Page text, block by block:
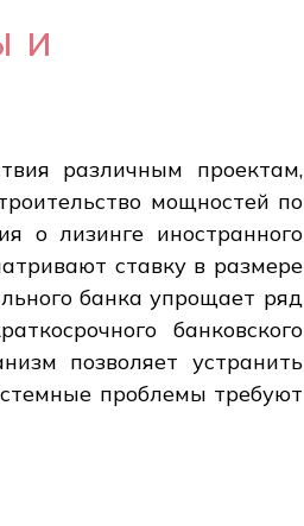
и
различным проектам,
мощностей по
о лизинге иностранного
ставку в размере
банка упрощает ряд
банковского
позволяет устранить
проблемы требуют